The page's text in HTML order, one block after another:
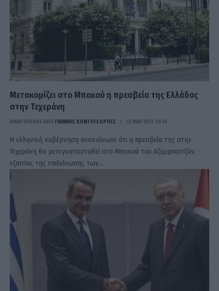
Μετακομίζει στο Μπακού η πρεσβεία της Ελλάδας
στην Τεχεράνη
ΑΝΑΡΤΗΘΗΚΕ ΑΠΟ ΓΙΆΝΝΗΣ ΚΟΝΤΟΓΕΏΡΓΟΣ 12 ΜΑΡΤΊΟΥ 2026
Η ελληνική κυβέρνηση ανακοίνωσε ότι η πρεσβεία της στην
Τεχεράνη θα μετεγκατασταθεί στο Μπακού του Αζερμπαϊτζάν,
εξαιτίας της επιδείνωσης των…